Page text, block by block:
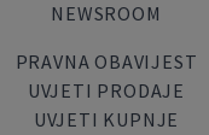
NEWSROOM
PRAVNA OBAVIJEST
UVJETI PRODAJE
UVJETI KUPNJE